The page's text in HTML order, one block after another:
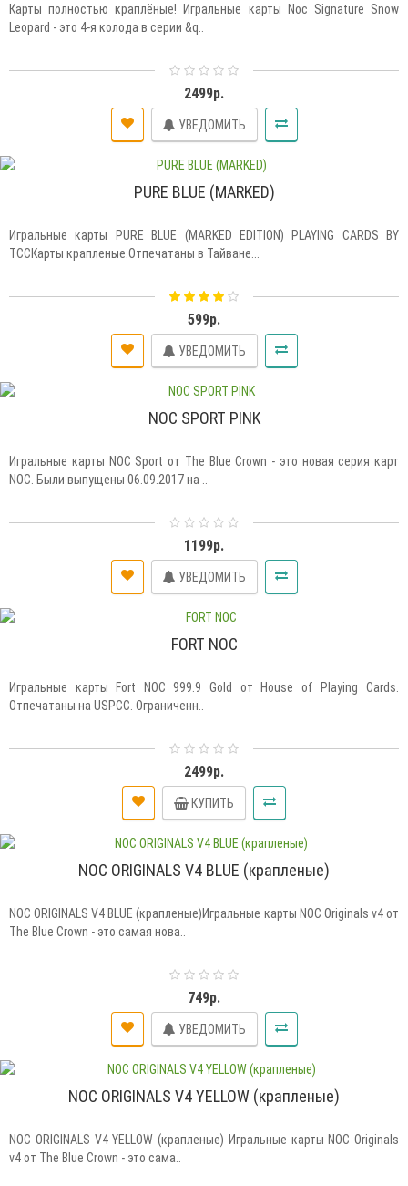
Карты полностью краплёные! Игральные карты Noc Signature Snow
Leopard - это 4-я колода в серии &q..
2499р.
УВЕДОМИТЬ
PURE BLUE (MARKED)
Игральные карты PURE BLUE (MARKED EDITION) PLAYING CARDS BY
TCCКарты крапленые.Отпечатаны в Тайване...
599р.
УВЕДОМИТЬ
NOC SPORT PINK
Игральные карты NOC Sport от The Blue Crown - это новая серия карт
NOC. Были выпущены 06.09.2017 на ..
1199р.
УВЕДОМИТЬ
FORT NOC
Игральные карты Fort NOC 999.9 Gold от House of Playing Cards.
Отпечатаны на USPCC. Ограниченн..
2499р.
КУПИТЬ
NOC ORIGINALS V4 BLUE (крапленые)
NOC ORIGINALS V4 BLUE (крапленые)Игральные карты NOC Originals v4 от
The Blue Crown - это самая нова..
749р.
УВЕДОМИТЬ
NOC ORIGINALS V4 YELLOW (крапленые)
NOC ORIGINALS V4 YELLOW (крапленые) Игральные карты NOC Originals
v4 от The Blue Crown - это сама..